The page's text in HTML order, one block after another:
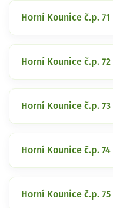
Horní Kounice č.p. 71
Horní Kounice č.p. 72
Horní Kounice č.p. 73
Horní Kounice č.p. 74
Horní Kounice č.p. 75